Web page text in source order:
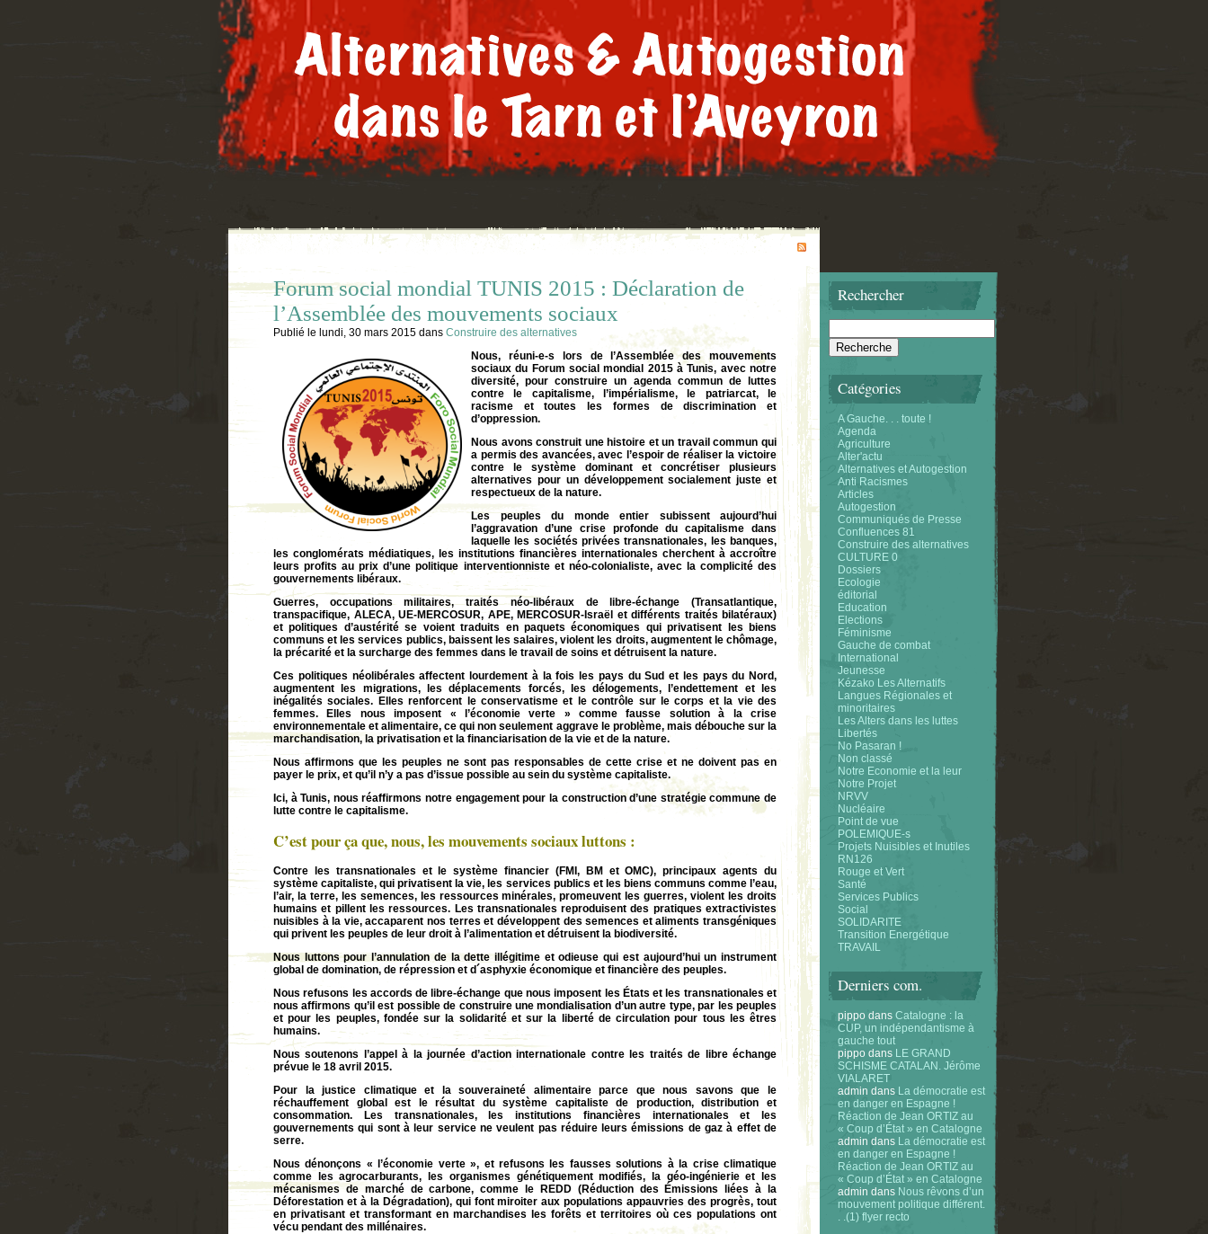
Forum social mondial TUNIS 2015 : Déclaration de
l’Assemblée des mouvements sociaux
Publié le lundi, 30 mars 2015 dans Construire des alternatives
Nous, réuni-e-s lors de l’Assemblée des mouvements
sociaux du Forum social mondial 2015 à Tunis, avec notre
diversité, pour construire un agenda commun de luttes
contre le capitalisme, l’impérialisme, le patriarcat, le
racisme et toutes les formes de discrimination et
d’oppression.
Nous avons construit une histoire et un travail commun qui
a permis des avancées, avec l’espoir de réaliser la victoire
contre le système dominant et concrétiser plusieurs
alternatives pour un développement socialement juste et
respectueux de la nature.
Les peuples du monde entier subissent aujourd’hui
l’aggravation d’une crise profonde du capitalisme dans
laquelle les sociétés privées transnationales, les banques,
les conglomérats médiatiques, les institutions financières internationales cherchent à accroître
leurs profits au prix d’une politique interventionniste et néo-colonialiste, avec la complicité des
gouvernements libéraux.
Guerres, occupations militaires, traités néo-libéraux de libre-échange (Transatlantique,
transpacifique, ALECA, UE-MERCOSUR, APE, MERCOSUR-Israël et différents traités bilatéraux)
et politiques d’austérité se voient traduits en paquets économiques qui privatisent les biens
communs et les services publics, baissent les salaires, violent les droits, augmentent le chômage,
la précarité et la surcharge des femmes dans le travail de soins et détruisent la nature.
Ces politiques néolibérales affectent lourdement à la fois les pays du Sud et les pays du Nord,
augmentent les migrations, les déplacements forcés, les délogements, l’endettement et les
inégalités sociales. Elles renforcent le conservatisme et le contrôle sur le corps et la vie des
femmes. Elles nous imposent « l’économie verte » comme fausse solution à la crise
environnementale et alimentaire, ce qui non seulement aggrave le problème, mais débouche sur la
marchandisation, la privatisation et la financiarisation de la vie et de la nature.
Nous affirmons que les peuples ne sont pas responsables de cette crise et ne doivent pas en
payer le prix, et qu’il n’y a pas d’issue possible au sein du système capitaliste.
Ici, à Tunis, nous réaffirmons notre engagement pour la construction d’une stratégie commune de
lutte contre le capitalisme.
C’est pour ça que, nous, les mouvements sociaux luttons :
Contre les transnationales et le système financier (FMI, BM et OMC), principaux agents du
système capitaliste, qui privatisent la vie, les services publics et les biens communs comme l’eau,
l’air, la terre, les semences, les ressources minérales, promeuvent les guerres, violent les droits
humains et pillent les ressources. Les transnationales reproduisent des pratiques extractivistes
nuisibles à la vie, accaparent nos terres et développent des semences et aliments transgéniques
qui privent les peuples de leur droit à l’alimentation et détruisent la biodiversité.
Nous luttons pour l’annulation de la dette illégitime et odieuse qui est aujourd’hui un instrument
global de domination, de répression et d´asphyxie économique et financière des peuples.
Nous refusons les accords de libre-échange que nous imposent les États et les transnationales et
nous affirmons qu’il est possible de construire une mondialisation d’un autre type, par les peuples
et pour les peuples, fondée sur la solidarité et sur la liberté de circulation pour tous les êtres
humains.
Nous soutenons l’appel à la journée d’action internationale contre les traités de libre échange
prévue le 18 avril 2015.
Pour la justice climatique et la souveraineté alimentaire parce que nous savons que le
réchauffement global est le résultat du système capitaliste de production, distribution et
consommation. Les transnationales, les institutions financières internationales et les
gouvernements qui sont à leur service ne veulent pas réduire leurs émissions de gaz à effet de
serre.
Nous dénonçons « l’économie verte », et refusons les fausses solutions à la crise climatique
comme les agrocarburants, les organismes génétiquement modifiés, la géo-ingénierie et les
mécanismes de marché de carbone, comme le REDD (Réduction des Émissions liées à la
Déforestation et à la Dégradation), qui font miroiter aux populations appauvries des progrès, tout
en privatisant et transformant en marchandises les forêts et territoires où ces populations ont
vécu pendant des millénaires.
Rechercher
Catégories
A Gauche. . . toute !
Agenda
Agriculture
Alter'actu
Alternatives et Autogestion
Anti Racismes
Articles
Autogestion
Communiqués de Presse
Confluences 81
Construire des alternatives
CULTURE 0
Dossiers
Ecologie
éditorial
Education
Elections
Féminisme
Gauche de combat
International
Jeunesse
Kézako Les Alternatifs
Langues Régionales et
minoritaires
Les Alters dans les luttes
Libertés
No Pasaran !
Non classé
Notre Economie et la leur
Notre Projet
NRVV
Nucléaire
Point de vue
POLEMIQUE-s
Projets Nuisibles et Inutiles
RN126
Rouge et Vert
Santé
Services Publics
Social
SOLIDARITE
Transition Energétique
TRAVAIL
Derniers com.
pippo dans Catalogne : la
CUP, un indépendantisme à
gauche tout
pippo dans LE GRAND
SCHISME CATALAN. Jérôme
VIALARET
admin dans La démocratie est
en danger en Espagne !
Réaction de Jean ORTIZ au
« Coup d’État » en Catalogne
admin dans La démocratie est
en danger en Espagne !
Réaction de Jean ORTIZ au
« Coup d’État » en Catalogne
admin dans Nous rêvons d’un
mouvement politique différent.
. .(1) flyer recto